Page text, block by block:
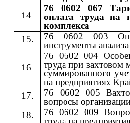
76 0602 067
оплата труда на
комплекса
76 0602 003
инструменты
76 0602 004
труда при вахтовом
суммированного
на предприятиях
76 0602 005
вопросы
76 0602 009
труда на